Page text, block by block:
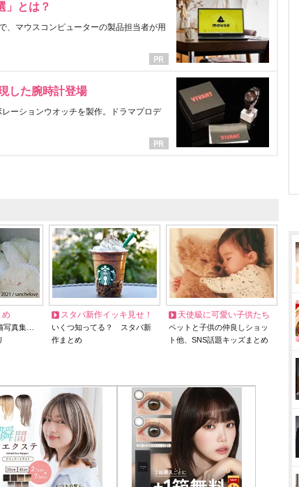
」とは？
、マウスコンピューターの製品担当者が用
した腕時計登場
ーションウオッチを製作。ドラマプロデ
め
写真集…
スタバ新作イッキ見せ！
いくつ知ってる？ スタバ新
作まとめ
天使級に可愛い子供たち
ペットと子供の仲良しショッ
ト他、SNS話題キッズまとめ